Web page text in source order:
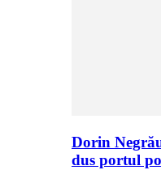
Dorin
dus portul